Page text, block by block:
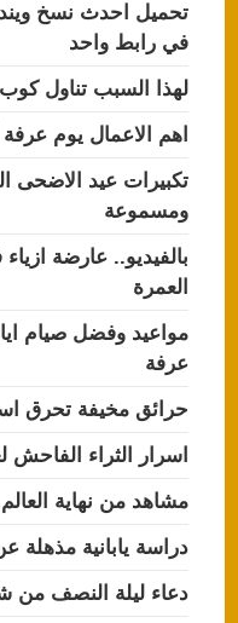
في رابط واحد
لهذا السبب تناول
اهم الاعمال يوم
تكبيرات عيد الاضحى
ومسموعة
بالفيديو.. عارضة
العمرة
مواعيد وفضل صيام
عرفة
حرائق مخيفة تحرق
اسرار الثراء
مشاهد من نهاية
دراسة يابانية مذهلة
دعاء ليلة النصف من